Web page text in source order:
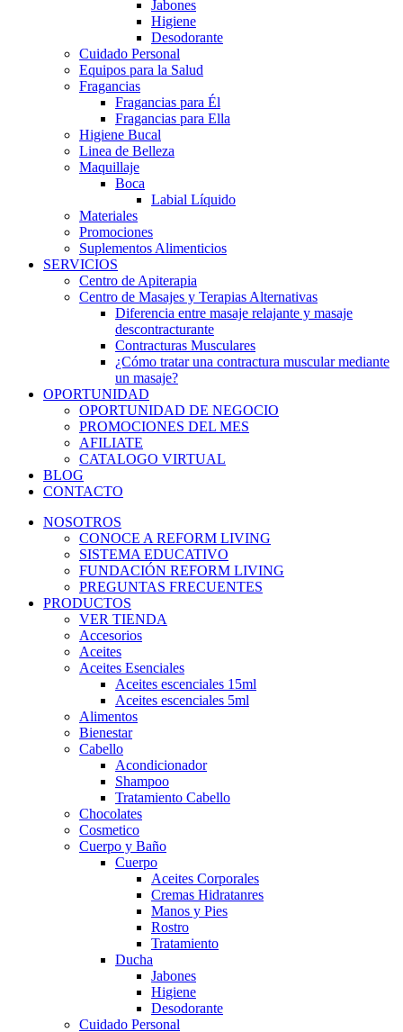
Jabones
Higiene
Desodorante
Cuidado Personal
Equipos para la Salud
Fragancias
Fragancias para Él
Fragancias para Ella
Higiene Bucal
Linea de Belleza
Maquillaje
Boca
Labial Líquido
Materiales
Promociones
Suplementos Alimenticios
SERVICIOS
Centro de Apiterapia
Centro de Masajes y Terapias Alternativas
Diferencia entre masaje relajante y masaje
descontracturante
Contracturas Musculares
¿Cómo tratar una contractura muscular mediante
un masaje?
OPORTUNIDAD
OPORTUNIDAD DE NEGOCIO
PROMOCIONES DEL MES
AFILIATE
CATALOGO VIRTUAL
BLOG
CONTACTO
NOSOTROS
CONOCE A REFORM LIVING
SISTEMA EDUCATIVO
FUNDACIÓN REFORM LIVING
PREGUNTAS FRECUENTES
PRODUCTOS
VER TIENDA
Accesorios
Aceites
Aceites Esenciales
Aceites escenciales 15ml
Aceites escenciales 5ml
Alimentos
Bienestar
Cabello
Acondicionador
Shampoo
Tratamiento Cabello
Chocolates
Cosmetico
Cuerpo y Baño
Cuerpo
Aceites Corporales
Cremas Hidratanres
Manos y Pies
Rostro
Tratamiento
Ducha
Jabones
Higiene
Desodorante
Cuidado Personal